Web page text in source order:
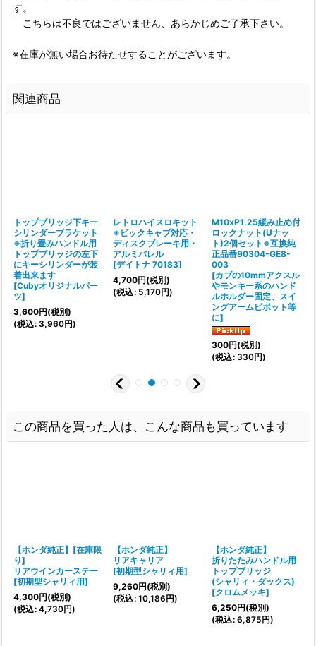
す。
こちらは不良ではございません、あらかじめご了承下さい。
※在庫が無い場合お待たせすることがございます。
関連商品
トップブリッジ下キー
シリンダーブラケット
※折り畳みハンドル用
トップブリッジの左下
にキーシリンダーが装
着出来ます
[Cubyオリジナルパー
ツ]
3,600円(税別)
(税込: 3,960円)
レトロハイスロキット
※ビックキャブ対応・
ディスクブレーキ用・
アルミバレル
[デイトナ 70183]
4,700円(税別)
(税込: 5,170円)
M10xP1.25緩み止め付
ロックナット(Uナッ
ト)2個セット※互換純
正品番90304-GE8-
003
[カブの10mmアクスル
やモンキー系のハンド
ルホルダー固定、スイ
ングアームピポット等
に]
300円(税別)
(税込: 330円)
この商品を買った人は、こんな商品も買っています
【ホンダ純正】[在庫限
り]
リアウインカーステー
[初期型シャリィ用]
4,300円(税別)
(税込: 4,730円)
【ホンダ純正】
リアキャリア
[初期型シャリィ用]
9,260円(税別)
(税込: 10,186円)
【ホンダ純正】
折りたたみハンドル用
トップブリッジ
(シャリィ・ダックス)
[クロムメッキ]
6,250円(税別)
(税込: 6,875円)